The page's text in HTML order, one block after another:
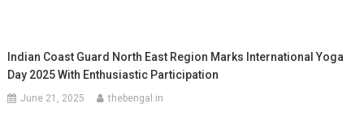
Indian Coast Guard North East Region Marks International Yoga
Day 2025 With Enthusiastic Participation
June 21, 2025 thebengal.in